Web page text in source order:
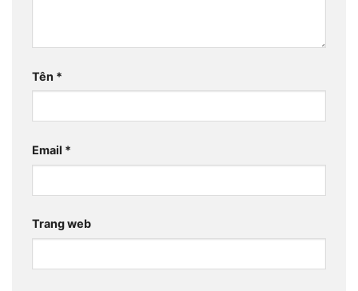
Tên *
Email *
Trang web